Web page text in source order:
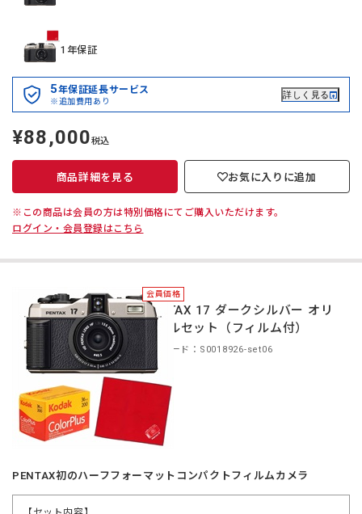
1年保証
5年保証延長サービス
※追加費用あり
詳しく見る
定
価
¥88,000税込
商品詳細を見る お気に入りに追加
※この商品は会員の方は特別価格にてご購入いただけます。
ログイン・会員登録はこちら
会員価格
PENTAX 17 ダークシルバー オリ
ジナルセット（フィルム付）
商品コード：S0018926-set06
PENTAX初のハーフフォーマットコンパクトフィルムカメラ